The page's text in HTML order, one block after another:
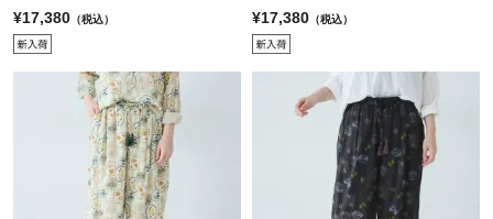
¥17,380 （税込）
¥17,380 （税込）